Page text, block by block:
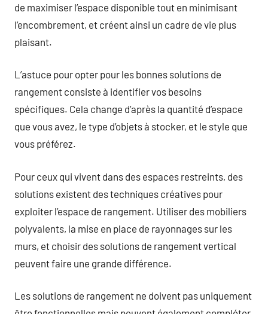
de maximiser l’espace disponible tout en minimisant
l’encombrement, et créent ainsi un cadre de vie plus
plaisant.
L’astuce pour opter pour les bonnes solutions de
rangement consiste à identifier vos besoins
spécifiques. Cela change d’après la quantité d’espace
que vous avez, le type d’objets à stocker, et le style que
vous préférez.
Pour ceux qui vivent dans des espaces restreints, des
solutions existent des techniques créatives pour
exploiter l’espace de rangement. Utiliser des mobiliers
polyvalents, la mise en place de rayonnages sur les
murs, et choisir des solutions de rangement vertical
peuvent faire une grande différence.
Les solutions de rangement ne doivent pas uniquement